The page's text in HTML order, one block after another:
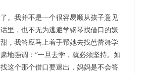
。我并不是一个很容易顺从孩子意见
里，也不无为逃避学钢琴找借口的嫌
，我答应马上着手帮她去找芭蕾舞学
地强调：“一旦去学，就必须坚持。如
这个那个借口要退出，妈妈是不会答